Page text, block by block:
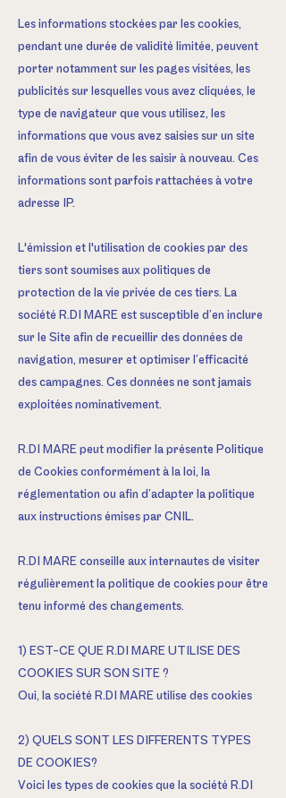
Les informations stockées par les cookies,
pendant une durée de validité limitée, peuvent
porter notamment sur les pages visitées, les
publicités sur lesquelles vous avez cliquées, le
type de navigateur que vous utilisez, les
informations que vous avez saisies sur un site
afin de vous éviter de les saisir à nouveau. Ces
informations sont parfois rattachées à votre
adresse IP.
L'émission et l'utilisation de cookies par des
tiers sont soumises aux politiques de
protection de la vie privée de ces tiers. La
société R.DI MARE est susceptible d’en inclure
sur le Site afin de recueillir des données de
navigation, mesurer et optimiser l’efficacité
des campagnes. Ces données ne sont jamais
exploitées nominativement.
R.DI MARE peut modifier la présente Politique
de Cookies conformément à la loi, la
réglementation ou afin d’adapter la politique
aux instructions émises par CNIL.
R.DI MARE conseille aux internautes de visiter
régulièrement la politique de cookies pour être
tenu informé des changements.
1) EST-CE QUE R.DI MARE UTILISE DES
COOKIES SUR SON SITE ?
Oui, la société R.DI MARE utilise des cookies
2) QUELS SONT LES DIFFERENTS TYPES
DE COOKIES?
Voici les types de cookies que la société R.DI